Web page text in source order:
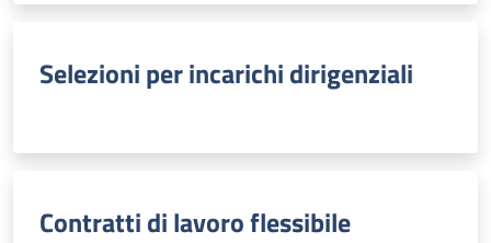
Selezioni per incarichi dirigenziali
Contratti di lavoro flessibile